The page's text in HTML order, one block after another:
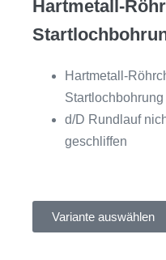
Hartmetall-
Hartmetall-
d/D Rundlauf
geschliffen
Variante auswählen